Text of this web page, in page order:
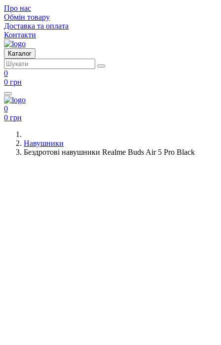
Про нас
Обмін товару
Доставка та оплата
Контакти
Каталог
0
0 грн
0
0 грн
Навушники
Бездротові навушники Realme Buds Air 5 Pro Black